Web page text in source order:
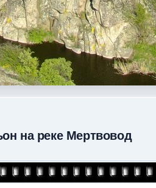
на реке Мертвовод